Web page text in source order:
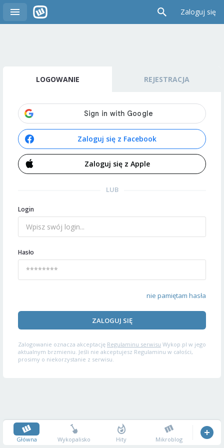
Zaloguj się
LOGOWANIE REJESTRACJA
Zaloguj się z Facebook
Zaloguj się z Apple
LUB
Login
Hasło
nie pamiętam hasła
ZALOGUJ SIĘ
Zalogowanie oznacza akceptację Regulaminu serwisu Wykop.pl w jego
aktualnym brzmieniu. Jeśli nie akceptujesz Regulaminu w całości,
prosimy o niekorzystanie z serwisu.
Główna Wykopalisko Hity Mikroblog